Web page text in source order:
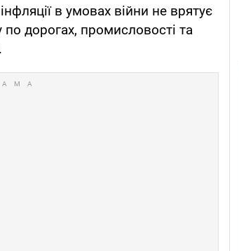
в умовах війни не врятує
дорогах, промисловості та